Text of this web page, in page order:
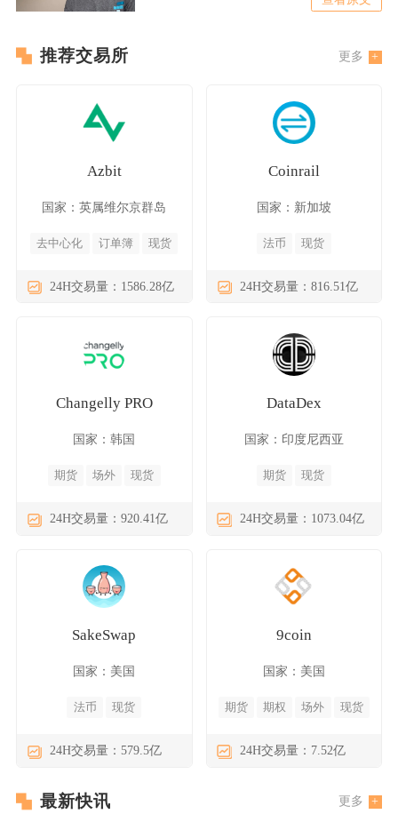
推荐交易所 更多
Azbit
国家：英属维尔京群岛
去中心化 订单簿 现货
24H交易量：1586.28亿
Coinrail
国家：新加坡
法币 现货
24H交易量：816.51亿
Changelly PRO
国家：韩国
期货 场外 现货
24H交易量：920.41亿
DataDex
国家：印度尼西亚
期货 现货
24H交易量：1073.04亿
SakeSwap
国家：美国
法币 现货
24H交易量：579.5亿
9coin
国家：美国
期货 期权 场外 现货
24H交易量：7.52亿
最新快讯 更多